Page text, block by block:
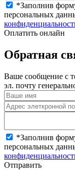
*Заполнив
персональных
Оплатить онлайн
Обратная
Ваше сообщение с
эл. почту
*Заполнив
персональных
Отправить